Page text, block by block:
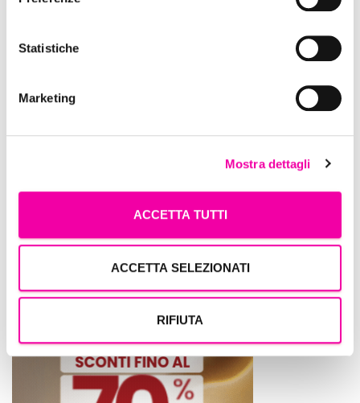
Statistiche
Marketing
Mostra dettagli
ACCETTA TUTTI
ACCETTA SELEZIONATI
RIFIUTA
Bottega Verde